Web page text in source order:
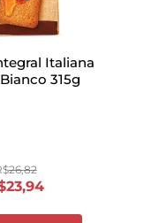
Italiana
315g
26,82
23,94